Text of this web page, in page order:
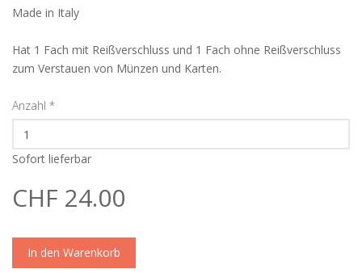
Made in Italy
Hat 1 Fach mit Reißverschluss und 1 Fach ohne Reißverschluss
zum Verstauen von Münzen und Karten.
Anzahl *
Sofort lieferbar
CHF 24.00
In den Warenkorb